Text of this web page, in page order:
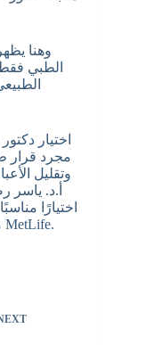
وهنا
الطبي
اختيار
مجرد قرار
وتقليل
أ.د. ياسر
اختيارًا
متخصصة مدعومة بتغطية تأمينية من MetLife.